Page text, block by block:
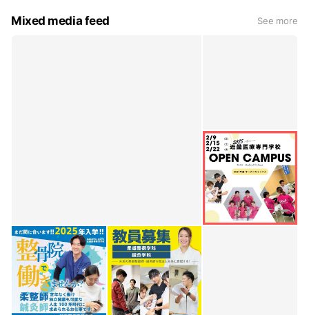
Mixed media feed See more